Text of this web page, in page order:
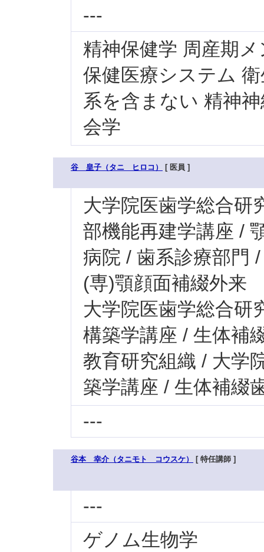
---
精神保健学 周産期
保健医療システム
系を含まない 精神
会学
谷 皇子（タニ ヒロコ） [ 医員 ]
大学院医歯学総合研
部機能再建学講座 /
病院 / 歯系診療部門
(専)顎顔面補綴外来
大学院医歯学総合研
構築学講座 / 生体補
教育研究組織 / 大学
築学講座 / 生体補綴
---
谷本 幸介（タニモト コウスケ） [ 特任講師 ]
---
ゲノム生物学